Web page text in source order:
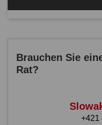
Brauchen Sie
Rat?
+421